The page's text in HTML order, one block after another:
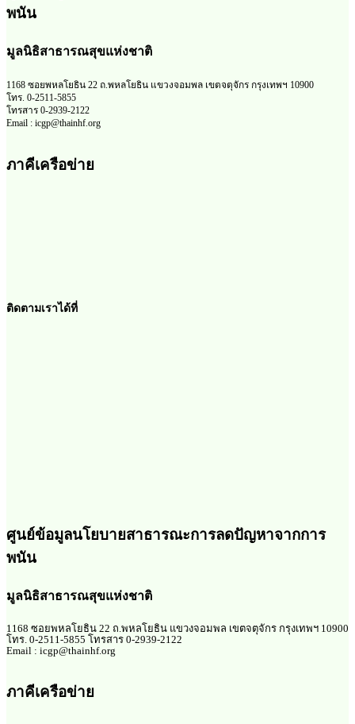
พนัน
มูลนิธิสาธารณสุขแห่งชาติ
1168 ซอยพหลโยธิน 22 ถ.พหลโยธิน แขวงจอมพล เขตจตุจักร กรุงเทพฯ 10900
โทร. 0-2511-5855
โทรสาร 0-2939-2122
Email : icgp@thainhf.org
ภาคีเครือข่าย
ติดตามเราได้ที่
ศูนย์ข้อมูลนโยบายสาธารณะการลดปัญหาจากการ
พนัน
มูลนิธิสาธารณสุขแห่งชาติ
1168 ซอยพหลโยธิน 22 ถ.พหลโยธิน แขวงจอมพล เขตจตุจักร กรุงเทพฯ 10900
โทร. 0-2511-5855 โทรสาร 0-2939-2122
Email : icgp@thainhf.org
ภาคีเครือข่าย